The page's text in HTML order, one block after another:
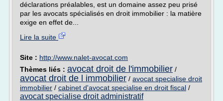
déclarations préalables, est un domaine assez peu prisé
par les avocats spécialisés en droit immobilier : la matière
exige en effet de...
Lire la suite
Site : http://www.nalet-avocat.com
Thèmes liés : avocat droit de l'immobilier /
avocat droit de l immobilier / avocat specialise droit
immobilier / cabinet d'avocat specialise en droit fiscal /
avocat specialise droit administratif